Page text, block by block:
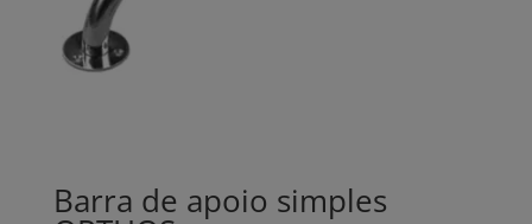
Barra de apoio simples